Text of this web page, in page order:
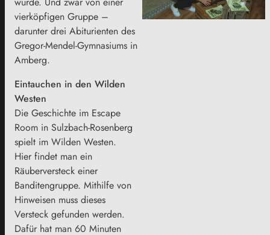
vierköpfigen Gruppe –
darunter drei Abiturienten des
Gregor-Mendel-Gymnasiums in
Amberg.
Eintauchen in den Wilden
Westen
Die Geschichte im Escape
Room in Sulzbach-Rosenberg
spielt im Wilden Westen.
Hier findet man ein
Räuberversteck einer
Banditengruppe. Mithilfe von
Hinweisen muss dieses
Versteck gefunden werden.
Dafür hat man 60 Minuten